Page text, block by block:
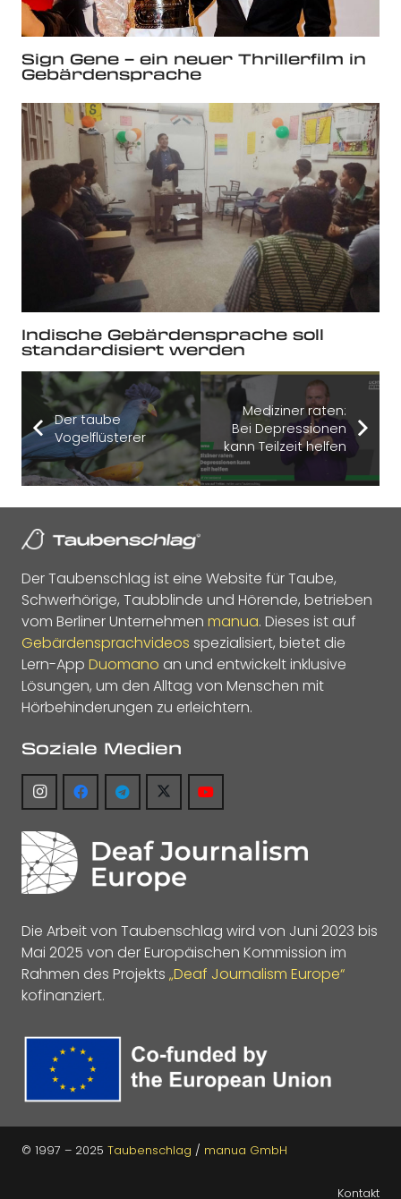
Sign Gene – ein neuer Thrillerfilm in
Gebärdensprache
Indische Gebärdensprache soll
standardisiert werden
Der taube
Vogelflüsterer
Mediziner raten:
Bei Depressionen
kann Teilzeit helfen
Der Taubenschlag ist eine Website für Taube,
Schwerhörige, Taubblinde und Hörende, betrieben
vom Berliner Unternehmen manua. Dieses ist auf
Gebärdensprachvideos spezialisiert, bietet die
Lern-App Duomano an und entwickelt inklusive
Lösungen, um den Alltag von Menschen mit
Hörbehinderungen zu erleichtern.
Soziale Medien
Die Arbeit von Taubenschlag wird von Juni 2023 bis
Mai 2025 von der Europäischen Kommission im
Rahmen des Projekts „Deaf Journalism Europe“
kofinanziert.
© 1997 – 2025 Taubenschlag / manua GmbH
Kontakt